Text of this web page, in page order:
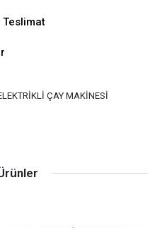
Teslimat
ÇAY MAKİNESİ